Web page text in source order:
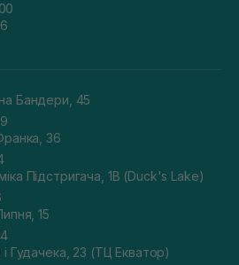
Бандери, 45
36
Підстригача, 1В (Duck's Lake)
15
і Гудачека, 23 (ТЦ Екватор)